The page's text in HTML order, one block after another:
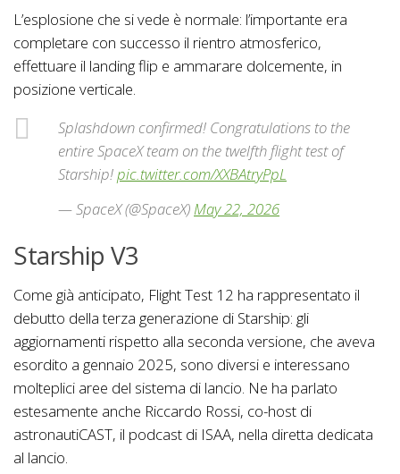
L’esplosione che si vede è normale: l’importante era
completare con successo il rientro atmosferico,
effettuare il landing flip e ammarare dolcemente, in
posizione verticale.
Splashdown confirmed! Congratulations to the
entire SpaceX team on the twelfth flight test of
Starship!pic.twitter.com/XXBAtryPpL
— SpaceX (@SpaceX)May 22, 2026
Starship V3
Come già anticipato, Flight Test 12 ha rappresentato il
debutto della terza generazione di Starship: gli
aggiornamenti rispetto alla seconda versione, che aveva
esordito a gennaio 2025, sono diversi e interessano
molteplici aree del sistema di lancio. Ne ha parlato
estesamente anche Riccardo Rossi, co-host di
astronautiCAST, il podcast di ISAA, nella diretta dedicata
al lancio.